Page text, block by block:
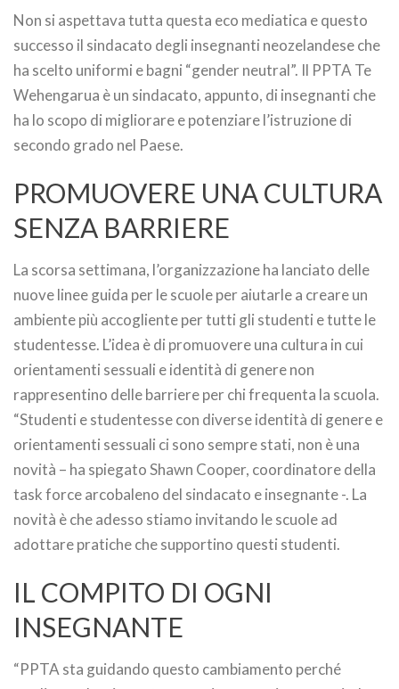
Non si aspettava tutta questa eco mediatica e questo
successo il sindacato degli insegnanti neozelandese che
ha scelto uniformi e bagni “gender neutral”. Il PPTA Te
Wehengarua è un sindacato, appunto, di insegnanti che
ha lo scopo di migliorare e potenziare l’istruzione di
secondo grado nel Paese.
PROMUOVERE UNA CULTURA
SENZA BARRIERE
La scorsa settimana, l’organizzazione ha lanciato delle
nuove linee guida per le scuole per aiutarle a creare un
ambiente più accogliente per tutti gli studenti e tutte le
studentesse. L’idea è di promuovere una cultura in cui
orientamenti sessuali e identità di genere non
rappresentino delle barriere per chi frequenta la scuola.
“Studenti e studentesse con diverse identità di genere e
orientamenti sessuali ci sono sempre stati, non è una
novità – ha spiegato Shawn Cooper, coordinatore della
task force arcobaleno del sindacato e insegnante -. La
novità è che adesso stiamo invitando le scuole ad
adottare pratiche che supportino questi studenti.
IL COMPITO DI OGNI
INSEGNANTE
“PPTA sta guidando questo cambiamento perché